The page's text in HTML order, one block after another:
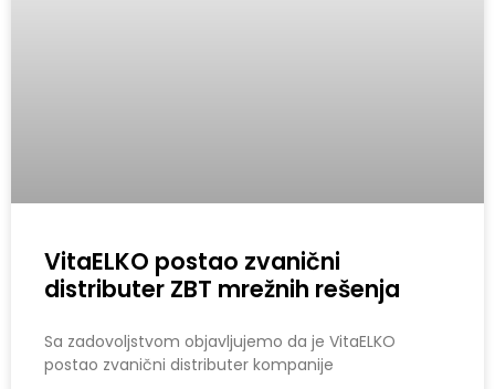
VitaELKO postao zvanični
distributer ZBT mrežnih rešenja
Sa zadovoljstvom objavljujemo da je VitaELKO
postao zvanični distributer kompanije